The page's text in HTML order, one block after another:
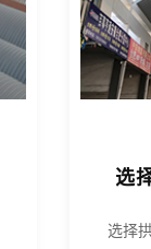
选
选择